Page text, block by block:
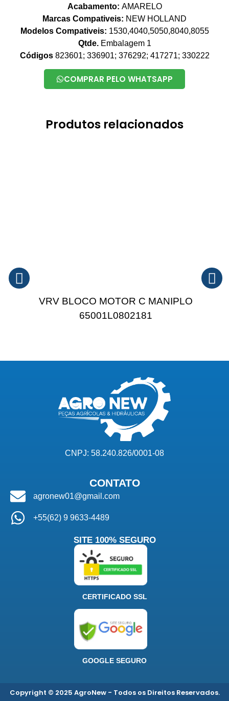
Acabamento: AMARELO
Marcas Compativeis: NEW HOLLAND
Modelos Compativeis: 1530,4040,5050,8040,8055
Qtde.Embalagem 1
Códigos 823601; 336901; 376292; 417271; 330222
COMPRAR PELO WHATSAPP
Produtos relacionados
VRV BLOCO MOTOR C MANIPLO
65001L0802181
CNPJ: 58.240.826/0001-08
CONTATO
agronew01@gmail.com
+55(62) 9 9633-4489
SITE 100% SEGURO
CERTIFICADO SSL
GOOGLE SEGURO
Copyright © 2025 AgroNew - Todos os Direitos Reservados.